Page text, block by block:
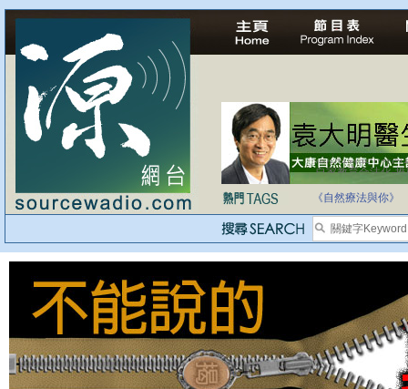
法治社會並不等同
自家教育合法化-
《自然療法與你》